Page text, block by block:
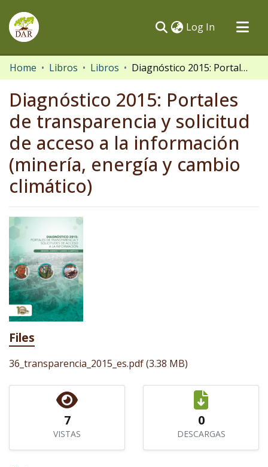
Log In (current)
Communities & Collections
All of DSpace
Statistics
Home Libros Libros Diagnóstico 2015: Portales de transparencia y solicitud de acceso a la información (minería, energía y cambio climático)
Diagnóstico 2015: Portales
de transparencia y solicitud
de acceso a la información
(minería, energía y cambio
climático)
Files
36_transparencia_2015_es.pdf(3.38 MB)
7
VISTAS
0
DESCARGAS